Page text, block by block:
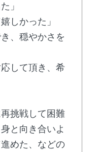
」
しかった」
、穏やかさを
して頂き、希
挑戦して困難
と向き合いよ
めた、などの